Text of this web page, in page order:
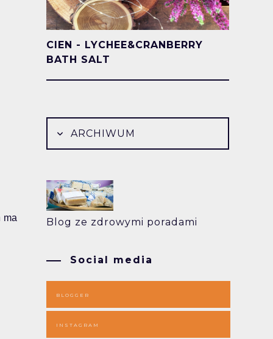
ma
CIEN - LYCHEE&CRANBERRY
BATH SALT
ARCHIWUM
Blog ze zdrowymi poradami
Social media
BLOGGER
INSTAGRAM